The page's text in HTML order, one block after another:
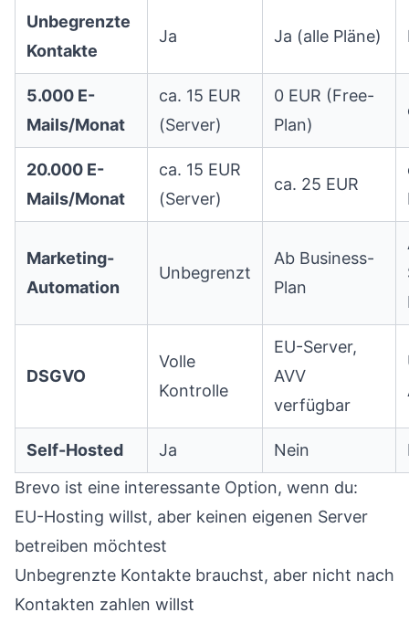
Unbegrenzte
Kontakte
Ja Ja (alle Pläne)
5.000 E-
Mails/Monat
ca. 15 EUR
(Server)
0 EUR (Free-
Plan)
20.000 E-
Mails/Monat
ca. 15 EUR
(Server)
ca. 25 EUR
Marketing-
Automation
Unbegrenzt
Ab Business-
Plan
DSGVO
Volle
Kontrolle
EU-Server,
AVV
verfügbar
Self-Hosted Ja Nein
Brevo ist eine interessante Option, wenn du:
EU-Hosting willst, aber keinen eigenen Server
betreiben möchtest
Unbegrenzte Kontakte brauchst, aber nicht nach
Kontakten zahlen willst